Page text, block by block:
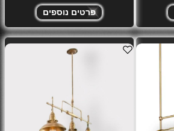
פרטים נוספים